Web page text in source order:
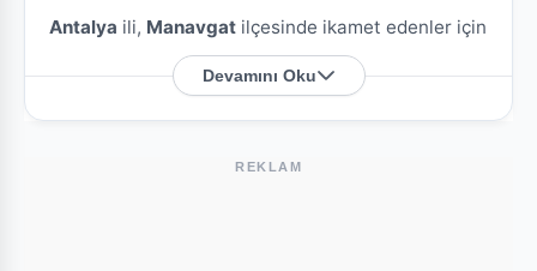
Antalya ili, Manavgat ilçesinde ikamet edenler için
CarrefourSA Antalya Evrenseki Kumköy Süper
şubesine özel en güncel indirim broşürlerini ve
aktüel ürün fırsatlarını bu sayfada derledik.
CarrefourSA Antalya Evrenseki Kumköy
Devamını Oku
REKLAM